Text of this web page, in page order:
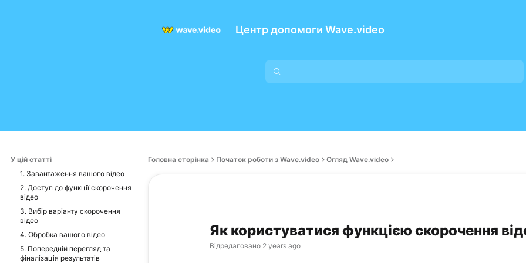
Центр допомоги Wave.video
У цій статті
1. Завантаження вашого відео
2. Доступ до функції скорочення
відео
3. Вибір варіанту скорочення
відео
4. Обробка вашого відео
5. Попередній перегляд та
фіналізація результатів
Головна сторінка Початок роботи з Wave.video Огляд Wave.video
Як користуватися функцією скорочення
Відредаговано 2 years ago